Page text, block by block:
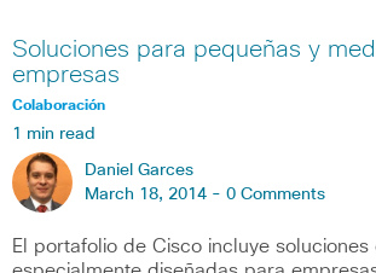
Soluciones para pequeñas y
empresas
Colaboración
1 min read
Daniel Garces
March 18, 2014 - 0 Comments
El portafolio de Cisco incluye